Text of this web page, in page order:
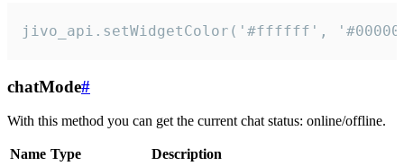
jivo_api.setWidgetColor('#ffffff',
chatMode#
With this method you can get the current chat status: online/offline.
Name Type
Description